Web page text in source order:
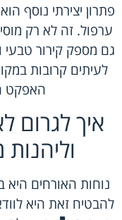
פתרון יצירתי נוסף
ערפול. זה לא רק
גם מספק קירור טבעי
לעיתים קרובות
האפקט
איך לגרום
נוחות האורחים
להבטיח זאת היא